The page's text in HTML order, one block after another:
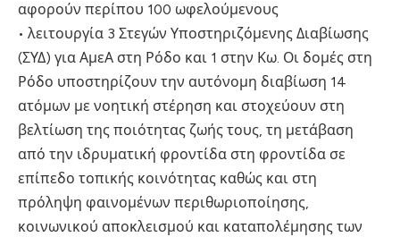
αφορούν περίπου 100 ωφελούμενους
• λειτουργία 3 Στεγών Υποστηριζόμενης Διαβίωσης
(ΣΥΔ) για ΑμεΑ στη Ρόδο και 1 στην Κω. Οι δομές στη
Ρόδο υποστηρίζουν την αυτόνομη διαβίωση 14
ατόμων με νοητική στέρηση και στοχεύουν στη
βελτίωση της ποιότητας ζωής τους, τη μετάβαση
από την ιδρυματική φροντίδα στη φροντίδα σε
επίπεδο τοπικής κοινότητας καθώς και στη
πρόληψη φαινομένων περιθωριοποίησης,
κοινωνικού αποκλεισμού και καταπολέμησης των